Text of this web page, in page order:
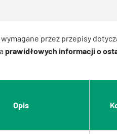
przez przepisy
prawidłowych informacji o
Opis